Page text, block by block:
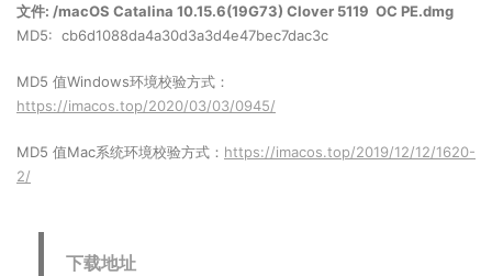
文件: /macOS Catalina 10.15.6(19G73) Clover 5119 OC PE.dmg
MD5: cb6d1088da4a30d3a3d4e47bec7dac3c
MD5 值Windows环境校验方式：
https://imacos.top/2020/03/03/0945/
MD5 值Mac系统环境校验方式： https://imacos.top/2019/12/12/1620-
2/
下载地址